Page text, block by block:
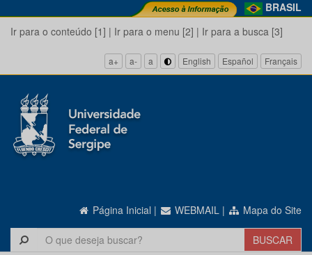
BRASIL
Ir para o conteúdo [1] | Ir para o menu [2] | Ir para a busca [3]
a+ a- a English Español Français
Página Inicial | WEBMAIL | Mapa do Site